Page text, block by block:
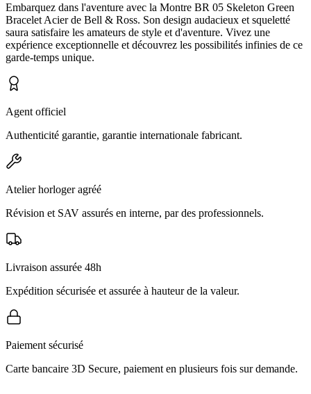
Embarquez dans l'aventure avec la Montre BR 05 Skeleton Green
Bracelet Acier de Bell & Ross. Son design audacieux et squeletté
saura satisfaire les amateurs de style et d'aventure. Vivez une
expérience exceptionnelle et découvrez les possibilités infinies de ce
garde-temps unique.
Agent officiel
Authenticité garantie, garantie internationale fabricant.
Atelier horloger agréé
Révision et SAV assurés en interne, par des professionnels.
Livraison assurée 48h
Expédition sécurisée et assurée à hauteur de la valeur.
Paiement sécurisé
Carte bancaire 3D Secure, paiement en plusieurs fois sur demande.